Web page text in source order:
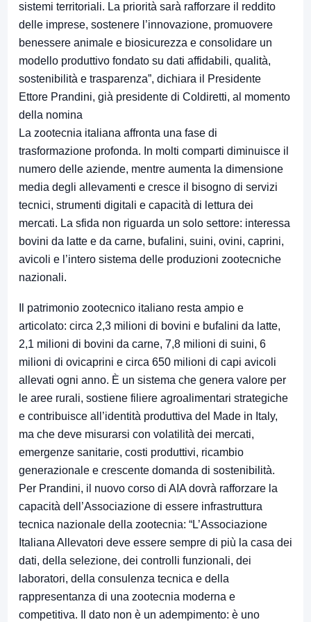
sistemi territoriali. La priorità sarà rafforzare il reddito
delle imprese, sostenere l’innovazione, promuovere
benessere animale e biosicurezza e consolidare un
modello produttivo fondato su dati affidabili, qualità,
sostenibilità e trasparenza”, dichiara il Presidente
Ettore Prandini, già presidente di Coldiretti, al momento
della nomina
La zootecnia italiana affronta una fase di
trasformazione profonda. In molti comparti diminuisce il
numero delle aziende, mentre aumenta la dimensione
media degli allevamenti e cresce il bisogno di servizi
tecnici, strumenti digitali e capacità di lettura dei
mercati. La sfida non riguarda un solo settore: interessa
bovini da latte e da carne, bufalini, suini, ovini, caprini,
avicoli e l’intero sistema delle produzioni zootecniche
nazionali.
Il patrimonio zootecnico italiano resta ampio e
articolato: circa 2,3 milioni di bovini e bufalini da latte,
2,1 milioni di bovini da carne, 7,8 milioni di suini, 6
milioni di ovicaprini e circa 650 milioni di capi avicoli
allevati ogni anno. È un sistema che genera valore per
le aree rurali, sostiene filiere agroalimentari strategiche
e contribuisce all’identità produttiva del Made in Italy,
ma che deve misurarsi con volatilità dei mercati,
emergenze sanitarie, costi produttivi, ricambio
generazionale e crescente domanda di sostenibilità.
Per Prandini, il nuovo corso di AIA dovrà rafforzare la
capacità dell’Associazione di essere infrastruttura
tecnica nazionale della zootecnia: “L’Associazione
Italiana Allevatori deve essere sempre di più la casa dei
dati, della selezione, dei controlli funzionali, dei
laboratori, della consulenza tecnica e della
rappresentanza di una zootecnia moderna e
competitiva. Il dato non è un adempimento: è uno